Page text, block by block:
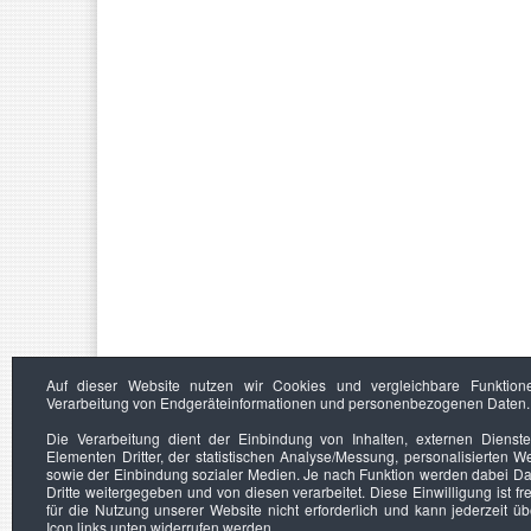
Auf dieser Website nutzen wir Cookies und vergleichbare
Verarbeitung von Endgeräteinformationen und personenbezogenen Daten.
Die Verarbeitung dient der Einbindung von Inhalten, externen
Elementen Dritter, der statistischen Analyse/Messung, personalisierten
sowie der Einbindung sozialer Medien. Je nach Funktion werden dabei
Dritte weitergegeben und von diesen verarbeitet. Diese Einwilligung ist
für die Nutzung unserer Website nicht erforderlich und kann jederzeit
Icon links unten widerrufen werden.